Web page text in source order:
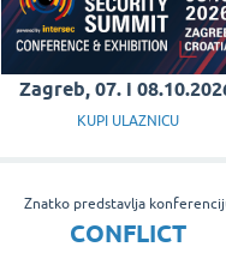
Zagreb, 07. i
KUPI ULAZNICU
Znatko predstavlja
CONFLICT